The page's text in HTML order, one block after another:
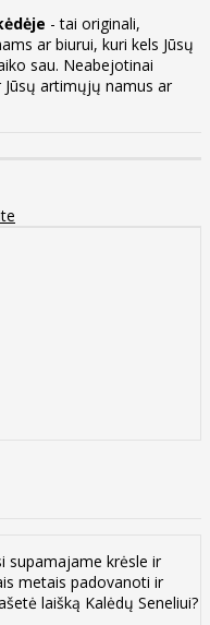
- tai originali,
ar biurui, kuri kels Jūsų
sau. Neabejotinai
Jūsų artimųjų namus ar
supamajame krėsle ir
metais padovanoti ir
laišką Kalėdų Seneliui?